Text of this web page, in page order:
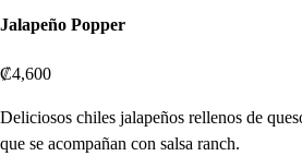
Jalapeño Popper
₡4,600
Deliciosos chiles jalapeños rellenos de
que se acompañan con salsa ranch.